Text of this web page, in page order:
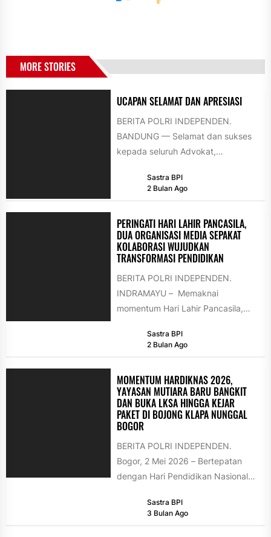
MORE STORIES
UCAPAN SELAMAT DAN APRESIASI
BERITA POLRI INDEPENDEN.
BANDUNG — Selamat dan sukses
kepada seluruh Advokat,
Indonesia Raya (PADIRAYA) yang
Sastra BPI
2 Bulan Ago
PERINGATI HARI LAHIR PANCASILA,
DUA ORGANISASI MEDIA SEPAKAT
KOLABORASI WUJUDKAN
TRANSFORMASI PENDIDIKAN
BERITA POLRI INDEPENDEN.
INDRAMAYU – Memaknai
momentum Hari Lahir Pancasila,
nasional, Tokoh Indonesia dan
Sastra BPI
2 Bulan Ago
MOMENTUM HARDIKNAS 2026,
YAYASAN MUTIARA BARU BANGKIT
DAN BUKA LKSA HINGGA KEJAR
PAKET DI BOJONG KLAPA NUNGGAL
BOGOR
BERITA POLRI INDEPENDEN.
Bogor, 2 Mei 2026 – Bertepatan
dengan Hari Pendidikan Nasional
(YAMUBI) resmi kembali...
Sastra BPI
3 Bulan Ago